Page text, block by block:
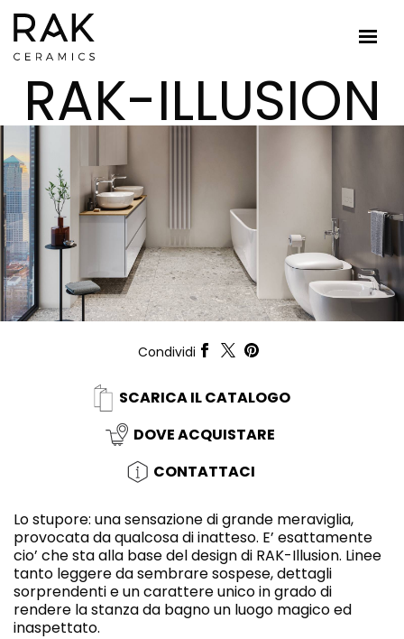
RAK-ILLUSION
Condividi
SCARICA IL CATALOGO
DOVE ACQUISTARE
CONTATTACI
Lo stupore: una sensazione di grande meraviglia,
provocata da qualcosa di inatteso. E’ esattamente
cio’ che sta alla base del design di RAK-Illusion. Linee
tanto leggere da sembrare sospese, dettagli
sorprendenti e un carattere unico in grado di
rendere la stanza da bagno un luogo magico ed
inaspettato.